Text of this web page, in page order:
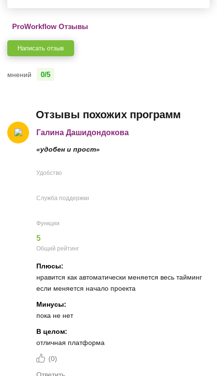
ProWorkflow Отзывы
Написать отзыв
мнений 0/5
Отзывы похожих программ
Галина Дашидондокова
«удобен и прост»
Удобство
Служба поддержки
Функции
5
Общий рейтинг
Плюсы:
нравится как автоматически меняется весь тайминг
если меняется начало проекта
Минусы:
пока не нет
В целом:
отличная платформа
(0)
Ответить